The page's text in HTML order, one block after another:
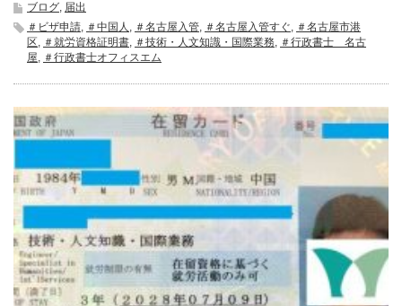
ブログ, 届出
＃ビザ申請, ＃中国人 , ＃名古屋入管, ＃名古屋入管すぐ, ＃名古屋市港
区, ＃就労資格証明書, ＃技術・人文知識・国際業務, ＃行政書士 名古
屋, ＃行政書士オフィスエム